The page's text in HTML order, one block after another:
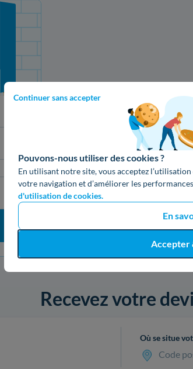
Continuer sans accepter
Pouvons-nous utiliser des cookies ?
En utilisant notre site, vous acceptez
votre navigation et d’améliorer les
d'utilisation de cookies.
En
Accepter
Recevez votre
Où se situe
Code